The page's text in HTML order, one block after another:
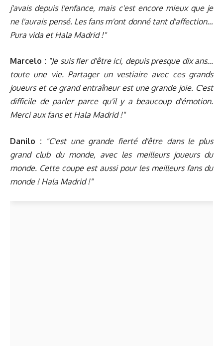
j'avais depuis l'enfance, mais c'est encore mieux que je
ne l'aurais pensé. Les fans m'ont donné tant d'affection…
Pura vida et Hala Madrid !"
Marcelo : "Je suis fier d'être ici, depuis presque dix ans...
toute une vie. Partager un vestiaire avec ces grands
joueurs et ce grand entraîneur est une grande joie. C'est
difficile de parler parce qu'il y a beaucoup d'émotion.
Merci aux fans et Hala Madrid !"
Danilo : "C'est une grande fierté d'être dans le plus
grand club du monde, avec les meilleurs joueurs du
monde. Cette coupe est aussi pour les meilleurs fans du
monde ! Hala Madrid !"